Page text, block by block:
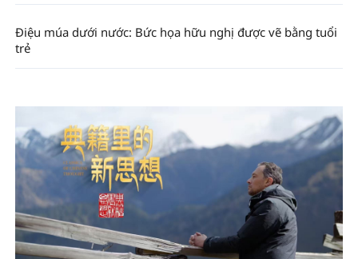
Điệu múa dưới nước: Bức họa hữu nghị được vẽ bằng tuổi
trẻ